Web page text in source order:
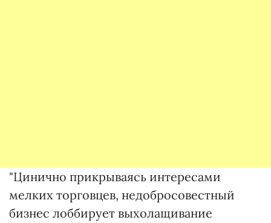
"Цинично прикрываясь интересами
мелких торговцев, недобросовестный
бизнес лоббирует выхолащивание